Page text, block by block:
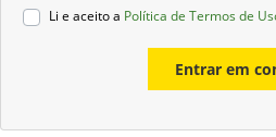
Li e aceito a Política de Termos de
Entrar em